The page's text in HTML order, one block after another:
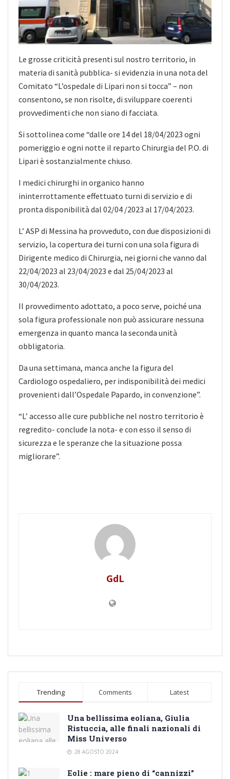
Le grosse criticità presenti sul nostro territorio, in
materia di sanità pubblica- si evidenzia in una nota del
Comitato “L’ospedale di Lipari non si tocca” – non
consentono, se non risolte, di sviluppare coerenti
provvedimenti che non siano di facciata.
Si sottolinea come “dalle ore 14 del 18/04/2023 ogni
pomeriggio e ogni notte il reparto Chirurgia del P.O. di
Lipari è sostanzialmente chiuso.
I medici chirurghi in organico hanno
ininterrottamente effettuato turni di servizio e di
pronta disponibilità dal 02/04 /2023 al 17/04/2023.
L’ ASP di Messina ha provveduto, con due disposizioni di
servizio, la copertura dei turni con una sola figura di
Dirigente medico di Chirurgia, nei giorni che vanno dal
22/04/2023 al 23/04/2023 e dal 25/04/2023 al
30/04/2023.
Il provvedimento adottato, a poco serve, poiché una
sola figura professionale non può assicurare nessuna
emergenza in quanto manca la seconda unità
obbligatoria.
Da una settimana, manca anche la figura del
Cardiologo ospedaliero, per indisponibilità dei medici
provenienti dall’Ospedale Papardo, in convenzione”.
“L’ accesso alle cure pubbliche nel nostro territorio è
regredito- conclude la nota- e con esso il senso di
sicurezza e le speranze che la situazione possa
migliorare”.
GdL
Trending Comments Latest
Una bellissima eoliana, Giulia
Ristuccia, alle finali nazionali di
Miss Universo
28 AGOSTO 2024
Eolie : mare pieno di “cannizzi”